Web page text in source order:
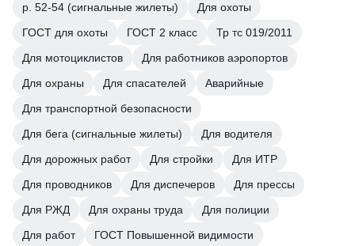
р. 52-54 (сигнальные жилеты)
Для охоты
ГОСТ для охоты
ГОСТ 2 класс
Тр тс 019/2011
Для мотоциклистов
Для работников аэропортов
Для охраны
Для спасателей
Аварийные
Для транспортной безопасности
Для бега (сигнальные жилеты)
Для водителя
Для дорожных работ
Для стройки
Для ИТР
Для проводников
Для диспечеров
Для прессы
Для РЖД
Для охраны труда
Для полиции
Для работ
ГОСТ Повышенной видимости